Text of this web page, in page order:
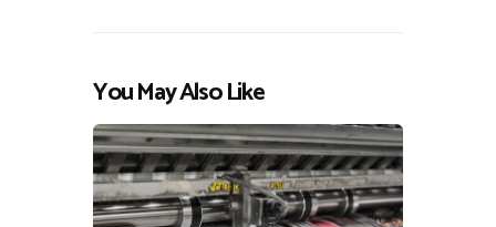
You May Also Like